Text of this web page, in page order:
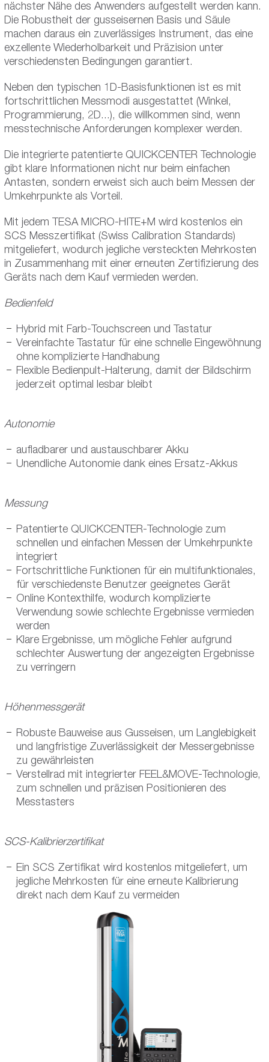
nächster Nähe des Anwenders aufgestellt werden kann.
Die Robustheit der gusseisernen Basis und Säule
machen daraus ein zuverlässiges Instrument, das eine
exzellente Wiederholbarkeit und Präzision unter
verschiedensten Bedingungen garantiert.
Neben den typischen 1D-Basisfunktionen ist es mit
fortschrittlichen Messmodi ausgestattet (Winkel,
Programmierung, 2D...), die willkommen sind, wenn
messtechnische Anforderungen komplexer werden.
Die integrierte patentierte QUICKCENTER Technologie
gibt klare Informationen nicht nur beim einfachen
Antasten, sondern erweist sich auch beim Messen der
Umkehrpunkte als Vorteil.
Mit jedem TESA MICRO-HITE+M wird kostenlos ein
SCS Messzertifikat (Swiss Calibration Standards)
mitgeliefert, wodurch jegliche versteckten Mehrkosten
in Zusammenhang mit einer erneuten Zertifizierung des
Geräts nach dem Kauf vermieden werden.
Bedienfeld
Hybrid mit Farb-Touchscreen und Tastatur
Vereinfachte Tastatur für eine schnelle Eingewöhnung
ohne komplizierte Handhabung
Flexible Bedienpult-Halterung, damit der Bildschirm
jederzeit optimal lesbar bleibt
Autonomie
aufladbarer und austauschbarer Akku
Unendliche Autonomie dank eines Ersatz-Akkus
Messung
Patentierte QUICKCENTER-Technologie zum
schnellen und einfachen Messen der Umkehrpunkte
integriert
Fortschrittliche Funktionen für ein multifunktionales,
für verschiedenste Benutzer geeignetes Gerät
Online Kontexthilfe, wodurch komplizierte
Verwendung sowie schlechte Ergebnisse vermieden
werden
Klare Ergebnisse, um mögliche Fehler aufgrund
schlechter Auswertung der angezeigten Ergebnisse
zu verringern
Höhenmessgerät
Robuste Bauweise aus Gusseisen, um Langlebigkeit
und langfristige Zuverlässigkeit der Messergebnisse
zu gewährleisten
Verstellrad mit integrierter FEEL&MOVE-Technologie,
zum schnellen und präzisen Positionieren des
Messtasters
SCS-Kalibrierzertifikat
Ein SCS Zertifikat wird kostenlos mitgeliefert, um
jegliche Mehrkosten für eine erneute Kalibrierung
direkt nach dem Kauf zu vermeiden